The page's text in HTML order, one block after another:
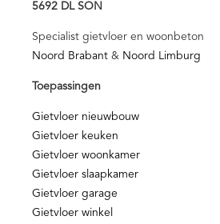
5692 DL SON
Specialist gietvloer en woonbeton
Noord Brabant & Noord Limburg
Toepassingen
Gietvloer nieuwbouw
Gietvloer keuken
Gietvloer woonkamer
Gietvloer slaapkamer
Gietvloer garage
Gietvloer winkel